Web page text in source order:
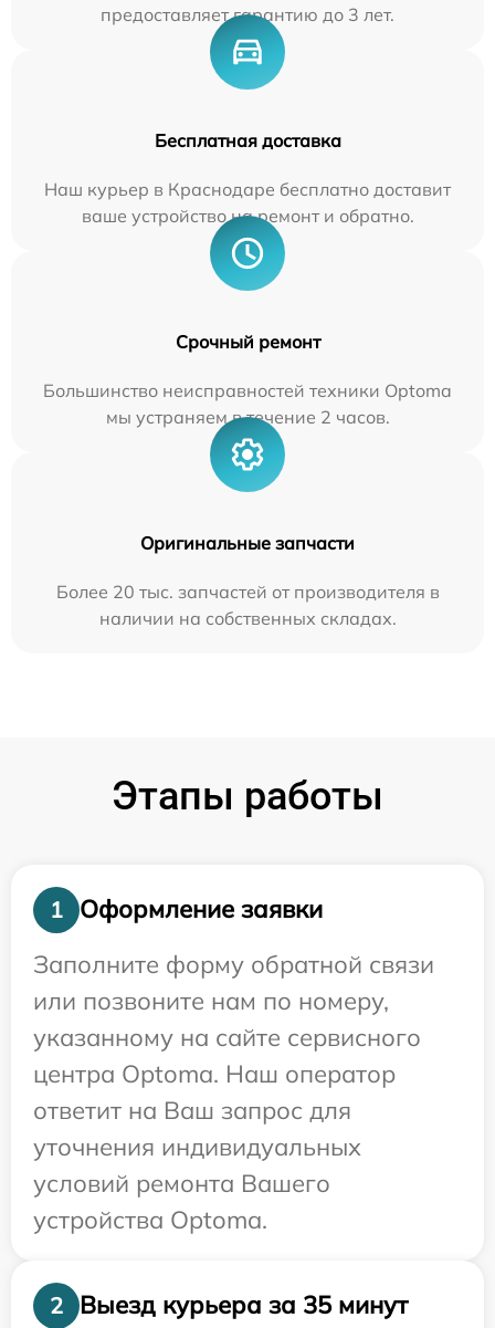
предоставляет гарантию до 3 лет.
Бесплатная доставка
Наш курьер в Краснодаре бесплатно доставит
ваше устройство на ремонт и обратно.
Срочный ремонт
Большинство неисправностей техники Optoma
мы устраняем в течение 2 часов.
Оригинальные запчасти
Более 20 тыс. запчастей от производителя в
наличии на собственных складах.
Этапы работы
1
Оформление заявки
Заполните форму обратной связи
или позвоните нам по номеру,
указанному на сайте сервисного
центра Optoma. Наш оператор
ответит на Ваш запрос для
уточнения индивидуальных
условий ремонта Вашего
устройства Optoma.
2 Выезд курьера за 35 минут